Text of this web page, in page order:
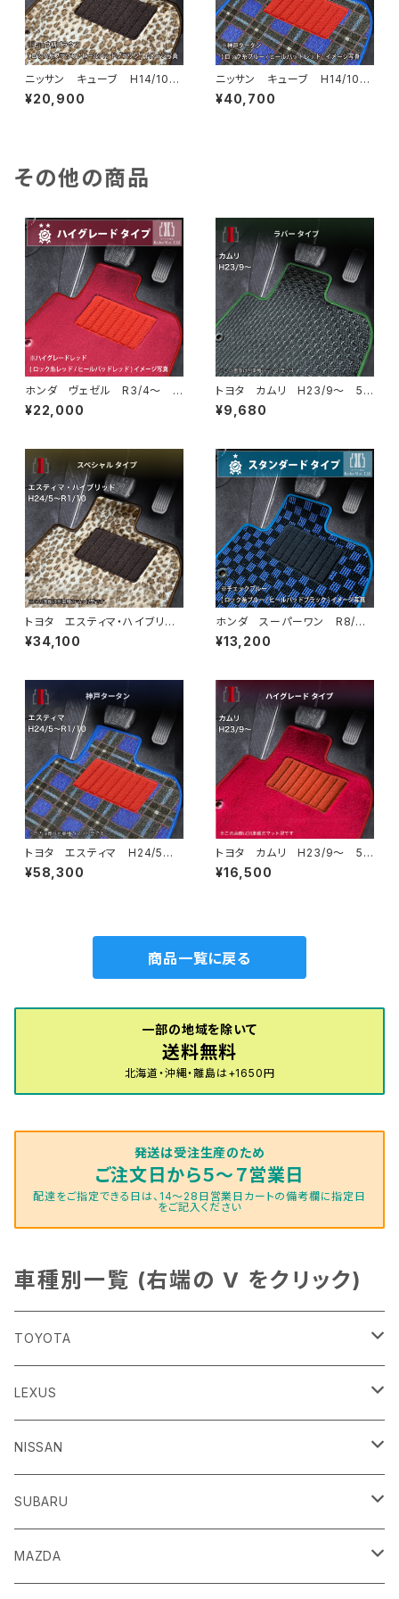
ニッサン キューブ H14/10〜
R2/3 Z11・Z12 フロアマット
一式 カーマット スペシャルタ
¥20,900
ニッサン キューブ H14/10〜
R2/3 Z11・Z12 フロアマット
一式 カーマット 神戸タータ
¥40,700
その他の商品
ホンダ ヴェゼル R3/4〜 R
V系 ラゲッジマット付 フロア
マット一式 トランクマット カ
¥22,000
トヨタ カムリ H23/9〜 5
0/70系 フロアマット一式 カ
ーマット 防水 ラバータイプ
¥9,680
トヨタ エスティマ・ハイブリッ
ド H24/5〜R1/10（後期） 20
系 フロアマット一式 カーマッ
¥34,100
ホンダ スーパーワン R8/
5〜 JG6 フロアマット一式
カーマット スタンダードタイプ
¥13,200
トヨタ エスティマ H24/5〜R
1/10（後期） 50系 フロアマッ
ト一式 カーマット 神戸タータ
¥58,300
トヨタ カムリ H23/9〜 5
0/70系 フロアマット一式 カ
ーマット ハイグレードタイプ
¥16,500
商品一覧に戻る
一部の地域を除いて
送料無料
北海道・沖縄・離島は+1650円
発送は受注生産のため
ご注文日から５～７営業日
配達をご指定できる日は、14～28日営業日カートの備考欄に指定日
をご記入ください
車種別一覧 (右端の V をクリック)
TOYOTA
86
H24/4～R3/8 ZN6
GR86
R3/10～ ZN8
ｂＢ
H17/12～H28/8 20系
ｂZ４X
LEXUS
ＣＴ
H23/1～R4/11
ＥＳ
H30/10～
ＧＳ
NISSAN
ＡＤ
H18/12～ Y12
ＧＴ－Ｒ
SUBARU
ＢＲＺ
MAZDA